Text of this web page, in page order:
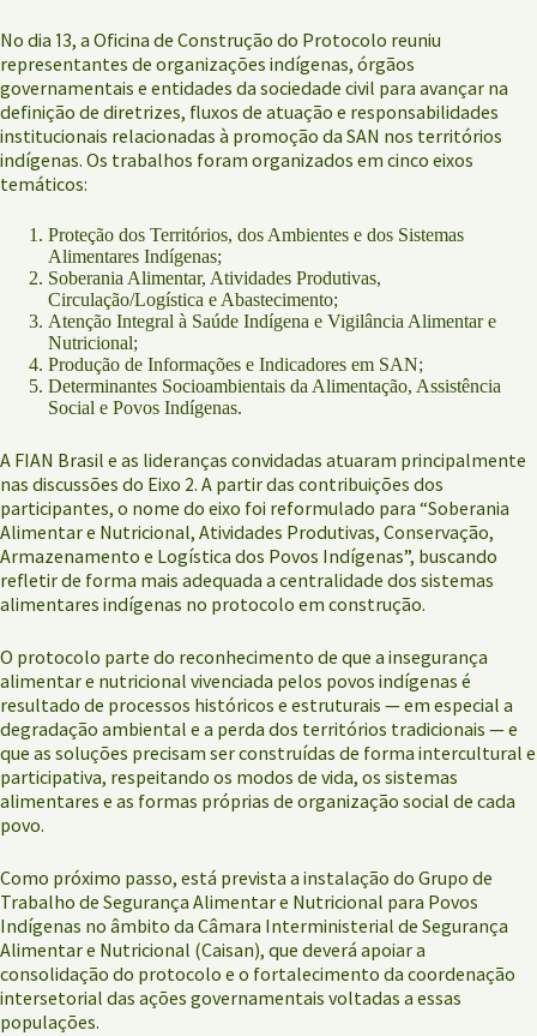
No dia 13, a Oficina de Construção do Protocolo reuniu
representantes de organizações indígenas, órgãos
governamentais e entidades da sociedade civil para avançar na
definição de diretrizes, fluxos de atuação e responsabilidades
institucionais relacionadas à promoção da SAN nos territórios
indígenas. Os trabalhos foram organizados em cinco eixos
temáticos:
Proteção dos Territórios, dos Ambientes e dos Sistemas
Alimentares Indígenas;
Soberania Alimentar, Atividades Produtivas,
Circulação/Logística e Abastecimento;
Atenção Integral à Saúde Indígena e Vigilância Alimentar e
Nutricional;
Produção de Informações e Indicadores em SAN;
Determinantes Socioambientais da Alimentação, Assistência
Social e Povos Indígenas.
A FIAN Brasil e as lideranças convidadas atuaram principalmente
nas discussões do Eixo 2. A partir das contribuições dos
participantes, o nome do eixo foi reformulado para “Soberania
Alimentar e Nutricional, Atividades Produtivas, Conservação,
Armazenamento e Logística dos Povos Indígenas”, buscando
refletir de forma mais adequada a centralidade dos sistemas
alimentares indígenas no protocolo em construção.
O protocolo parte do reconhecimento de que a insegurança
alimentar e nutricional vivenciada pelos povos indígenas é
resultado de processos históricos e estruturais — em especial a
degradação ambiental e a perda dos territórios tradicionais — e
que as soluções precisam ser construídas de forma intercultural e
participativa, respeitando os modos de vida, os sistemas
alimentares e as formas próprias de organização social de cada
povo.
Como próximo passo, está prevista a instalação do Grupo de
Trabalho de Segurança Alimentar e Nutricional para Povos
Indígenas no âmbito da Câmara Interministerial de Segurança
Alimentar e Nutricional (Caisan), que deverá apoiar a
consolidação do protocolo e o fortalecimento da coordenação
intersetorial das ações governamentais voltadas a essas
populações.